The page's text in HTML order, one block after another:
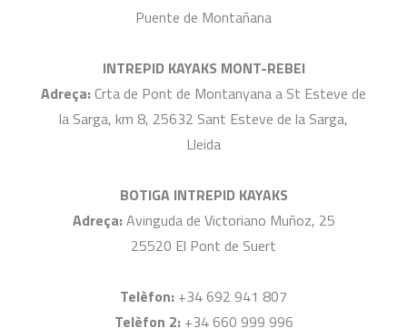
Puente de Montañana
INTREPID KAYAKS MONT-REBEI
Adreça: Crta de Pont de Montanyana a St Esteve de
la Sarga, km 8, 25632 Sant Esteve de la Sarga,
Lleida
BOTIGA INTREPID KAYAKS
Adreça: Avinguda de Victoriano Muñoz, 25
25520 El Pont de Suert
Telèfon: +34 692 941 807
Telèfon 2: +34 660 999 996